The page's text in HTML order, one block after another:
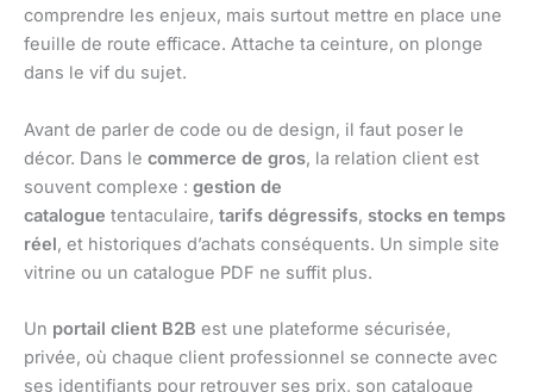
comprendre les enjeux, mais surtout mettre en place une
feuille de route efficace. Attache ta ceinture, on plonge
dans le vif du sujet.
Avant de parler de code ou de design, il faut poser le
décor. Dans le commerce de gros, la relation client est
souvent complexe : gestion de
catalogue tentaculaire, tarifs dégressifs, stocks en temps
réel, et historiques d’achats conséquents. Un simple site
vitrine ou un catalogue PDF ne suffit plus.
Un portail client B2B est une plateforme sécurisée,
privée, où chaque client professionnel se connecte avec
ses identifiants pour retrouver ses prix, son catalogue